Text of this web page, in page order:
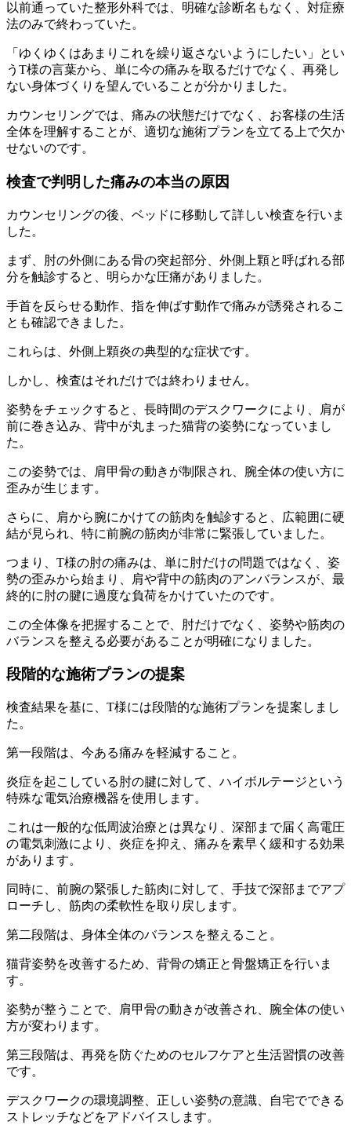
以前通っていた整形外科では、明確な診断名もなく、対症療
法のみで終わっていた。
「ゆくゆくはあまりこれを繰り返さないようにしたい」とい
うT様の言葉から、単に今の痛みを取るだけでなく、再発し
ない身体づくりを望んでいることが分かりました。
カウンセリングでは、痛みの状態だけでなく、お客様の生活
全体を理解することが、適切な施術プランを立てる上で欠か
せないのです。
検査で判明した痛みの本当の原因
カウンセリングの後、ベッドに移動して詳しい検査を行いま
した。
まず、肘の外側にある骨の突起部分、外側上顆と呼ばれる部
分を触診すると、明らかな圧痛がありました。
手首を反らせる動作、指を伸ばす動作で痛みが誘発されるこ
とも確認できました。
これらは、外側上顆炎の典型的な症状です。
しかし、検査はそれだけでは終わりません。
姿勢をチェックすると、長時間のデスクワークにより、肩が
前に巻き込み、背中が丸まった猫背の姿勢になっていまし
た。
この姿勢では、肩甲骨の動きが制限され、腕全体の使い方に
歪みが生じます。
さらに、肩から腕にかけての筋肉を触診すると、広範囲に硬
結が見られ、特に前腕の筋肉が非常に緊張していました。
つまり、T様の肘の痛みは、単に肘だけの問題ではなく、姿
勢の歪みから始まり、肩や背中の筋肉のアンバランスが、最
終的に肘の腱に過度な負荷をかけていたのです。
この全体像を把握することで、肘だけでなく、姿勢や筋肉の
バランスを整える必要があることが明確になりました。
段階的な施術プランの提案
検査結果を基に、T様には段階的な施術プランを提案しまし
た。
第一段階は、今ある痛みを軽減すること。
炎症を起こしている肘の腱に対して、ハイボルテージという
特殊な電気治療機器を使用します。
これは一般的な低周波治療とは異なり、深部まで届く高電圧
の電気刺激により、炎症を抑え、痛みを素早く緩和する効果
があります。
同時に、前腕の緊張した筋肉に対して、手技で深部までアプ
ローチし、筋肉の柔軟性を取り戻します。
第二段階は、身体全体のバランスを整えること。
猫背姿勢を改善するため、背骨の矯正と骨盤矯正を行いま
す。
姿勢が整うことで、肩甲骨の動きが改善され、腕全体の使い
方が変わります。
第三段階は、再発を防ぐためのセルフケアと生活習慣の改善
です。
デスクワークの環境調整、正しい姿勢の意識、自宅でできる
ストレッチなどをアドバイスします。